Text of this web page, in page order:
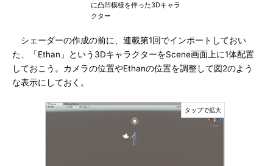
に凸凹模様を伴った3Dキャラ
クター
シェーダーの作成の前に、連載第1回でインポートしておい
た、「Ethan」という3DキャラクターをScene画面上に1体配置
しておこう。カメラの位置やEthanの位置を調整して図2のよう
な表示にしておく。